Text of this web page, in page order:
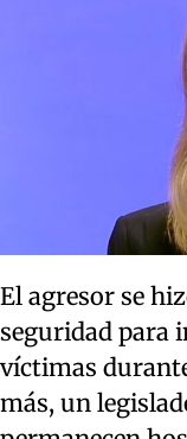
El agresor se
seguridad para
víctimas
más, un